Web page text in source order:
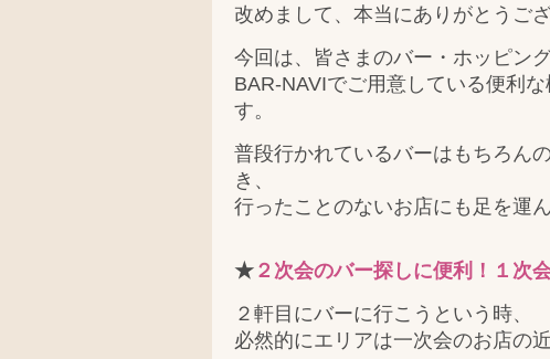
改めまして、本当にありがとうご
今回は、皆さまのバー・ホッピン
BAR-NAVIでご用意している便利
す。
普段行かれているバーはもちろん
き、
行ったことのないお店にも足を運
★ ２次会のバー探しに便利！１次
２軒目にバーに行こうという時、
必然的にエリアは一次会のお店の